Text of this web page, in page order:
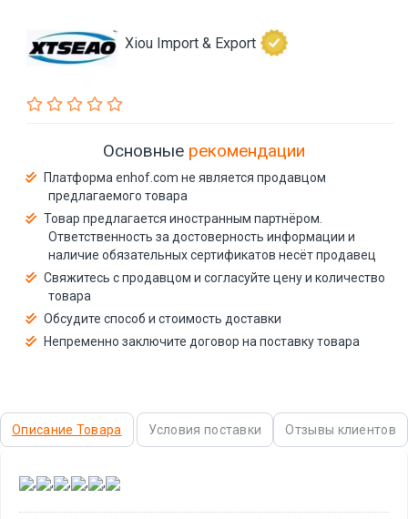
Xiou Import & Export
Основные рекомендации
Платформа enhof.com не является продавцом
предлагаемого товара
Товар предлагается иностранным партнёром.
Ответственность за достоверность информации и
наличие обязательных сертификатов несёт продавец
Свяжитесь с продавцом и согласуйте цену и количество
товара
Обсудите способ и стоимость доставки
Непременно заключите договор на поставку товара
Описание Товара Условия поставки Отзывы клиентов
, , , , ,